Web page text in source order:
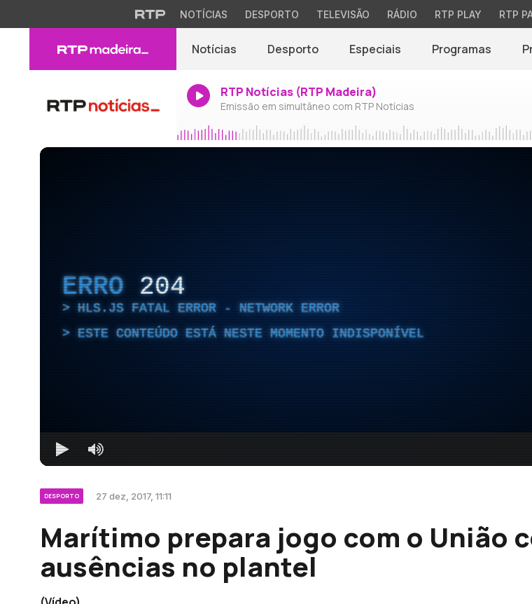
NOTÍCIAS DESPORTO TELEVISÃO RÁDIO RTP PLAY RTP
Notícias Desporto Especiais Programas
RTP Notícias (RTP Madeira)
Emissão em simultâneo com RTP Notícias
ERRO 204
HLS.JS FATAL ERROR - NETWORK ERROR
ESTE CONTEÚDO ESTÁ NESTE MOMENTO INDISPONÍVEL
DESPORTO 27 dez, 2017, 11:11
Marítimo prepara jogo com o União
ausências no plantel